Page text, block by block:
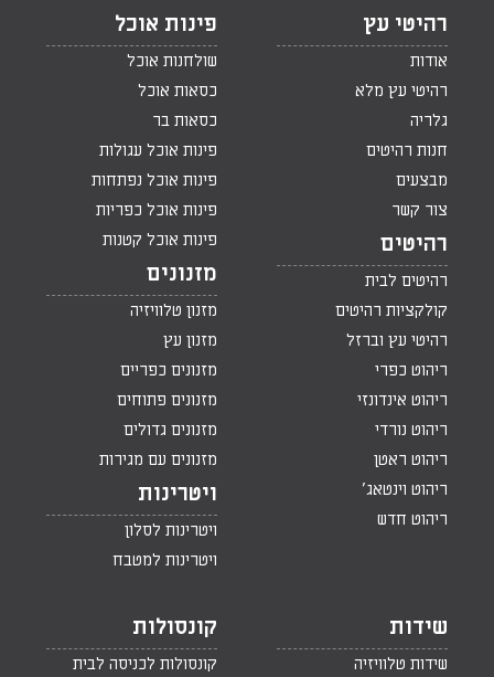
רהיטי עץ
אודות
רהיטי עץ מלא
גלריה
חנות רהיטים
מבצעים
צור קשר
רהיטים
רהיטים לבית
קולקציות רהיטים
רהיטי עץ וברזל
ריהוט כפרי
ריהוט אינדונזי
ריהוט נורדי
ריהוט ראטן
ריהוט וינטאג'
ריהוט חדש
פינות אוכל
שולחנות אוכל
כסאות אוכל
כסאות בר
פינות אוכל עגולות
פינות אוכל נפתחות
פינות אוכל כפריות
פינות אוכל קטנות
מזנונים
מזנון טלוויזיה
מזנון עץ
מזנונים כפריים
מזנונים פתוחים
מזנונים גדולים
מזנונים עם מגירות
ויטרינות
ויטרינות לסלון
ויטרינות למטבח
שידות
שידות טלוויזיה
קונסולות
קונסולות לכניסה לבית